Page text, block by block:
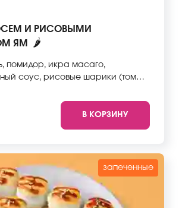
И РИСОВЫМИ
ЯМ
🌶
помидор, икра масаго,
соус, рисовые шарики (том
соевый соус. Они не входят в
*Внешний вид блюда может
В КОРЗИНУ
запеченные